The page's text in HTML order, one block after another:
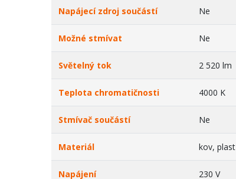
Napájecí zdroj součástí Ne
Možné stmívat Ne
Světelný tok 2 520 lm
Teplota chromatičnosti 4000 K
Stmívač součástí Ne
Materiál kov, plast
Napájení 230 V